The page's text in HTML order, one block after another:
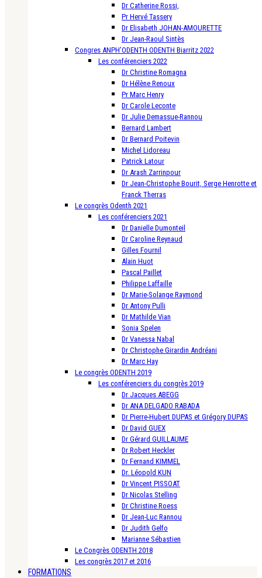
Dr Catherine Rossi,
Pr Hervé Tassery
Dr Elisabeth JOHAN-AMOURETTE
Dr Jean-Raoul Sintès
Congres ANPH’ODENTH ODENTH Biarritz 2022
Les conférenciers 2022
Dr Christine Romagna
Dr Hélène Renoux
Pr Marc Henry
Dr Carole Leconte
Dr Julie Demassue-Rannou
Bernard Lambert
Dr Bernard Poitevin
Michel Lidoreau
Patrick Latour
Dr Arash Zarrinpour
Dr Jean-Christophe Bourit, Serge Henrotte et
Franck Therras
Le congrès Odenth 2021
Les conférenciers 2021
Dr Danielle Dumonteil
Dr Caroline Reynaud
Gilles Fournil
Alain Huot
Pascal Paillet
Philippe Laffaille
Dr Marie-Solange Raymond
Dr Antony Pulli
Dr Mathilde Vian
Sonia Spelen
Dr Vanessa Nabal
Dr Christophe Girardin Andréani
Dr Marc Hay
Le congrès ODENTH 2019
Les conférenciers du congrès 2019
Dr Jacques ABEGG
Dr ANA DELGADO RABADA
Dr Pierre-Hubert DUPAS et Grégory DUPAS
Dr David GUEX
Dr Gérard GUILLAUME
Dr Robert Heckler
Dr Fernand KIMMEL
Dr. Léopold KUN
Dr Vincent PISSOAT
Dr Nicolas Stelling
Dr Christine Roess
Dr Jean-Luc Rannou
Dr Judith Gelfo
Marianne Sébastien
Le Congrès ODENTH 2018
Les congrès 2017 et 2016
FORMATIONS